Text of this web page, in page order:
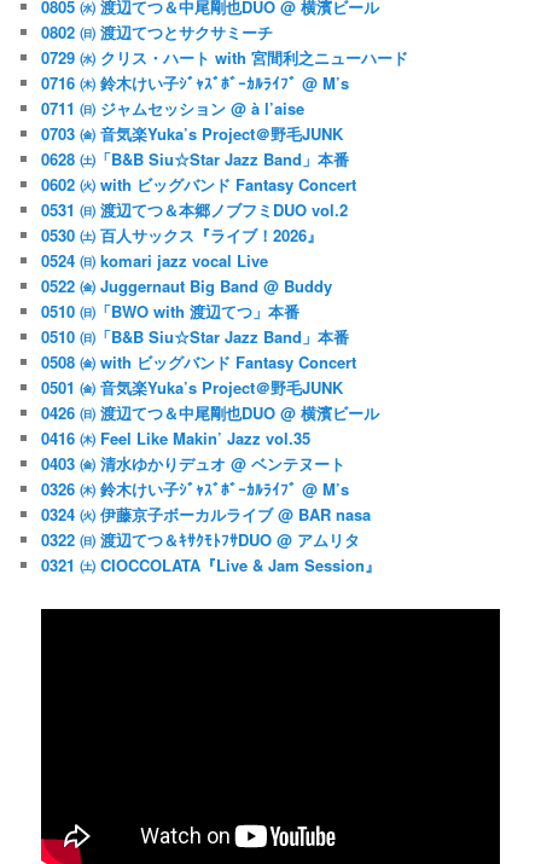
0805 ㈬ 渡辺てつ＆中尾剛也DUO @ 横濱ビール
0802 ㈰ 渡辺てつとサクサミーチ
0729 ㈬ クリス・ハート with 宮間利之ニューハード
0716 ㈭ 鈴木けい子ｼﾞｬｽﾞﾎﾞｰｶﾙﾗｲﾌﾞ @ M’s
0711 ㈰ ジャムセッション @ à l’aise
0703 ㈮ 音気楽Yuka’s Project＠野毛JUNK
0628 ㈯「B&B Siu☆Star Jazz Band」本番
0602 ㈫ with ビッグバンド Fantasy Concert
0531 ㈰ 渡辺てつ＆本郷ノブフミDUO vol.2
0530 ㈯ 百人サックス『ライブ！2026』
0524 ㈰ komari jazz vocal Live
0522 ㈮ Juggernaut Big Band @ Buddy
0510 ㈰「BWO with 渡辺てつ」本番
0510 ㈰「B&B Siu☆Star Jazz Band」本番
0508 ㈮ with ビッグバンド Fantasy Concert
0501 ㈮ 音気楽Yuka’s Project＠野毛JUNK
0426 ㈰ 渡辺てつ＆中尾剛也DUO @ 横濱ビール
0416 ㈭ Feel Like Makin’ Jazz vol.35
0403 ㈮ 清水ゆかりデュオ @ ベンテヌート
0326 ㈭ 鈴木けい子ｼﾞｬｽﾞﾎﾞｰｶﾙﾗｲﾌﾞ @ M’s
0324 ㈫ 伊藤京子ボーカルライブ @ BAR nasa
0322 ㈰ 渡辺てつ＆ｷｻｸﾓﾄﾌｻDUO @ アムリタ
0321 ㈯ CIOCCOLATA『Live & Jam Session』